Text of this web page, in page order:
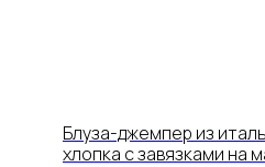
Блуза-джемпер из
хлопка с завязками на